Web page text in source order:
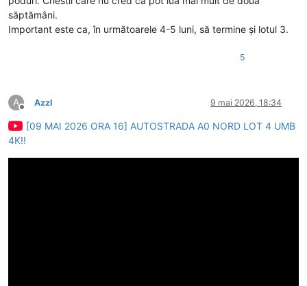
săptămâni.
Important este ca, în următoarele 4-5 luni, să termine și lotul 3.
5
A
Deconectat
Azzl 9 mai 2026, 18:34
[09 MAI 2026 ORA 16] AUTOSTRADA A0 NORD LOT 4 UMB
4K!!